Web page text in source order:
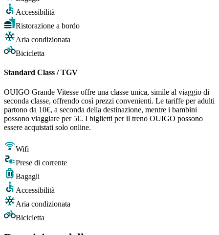
Accessibilità
Ristorazione a bordo
Aria condizionata
Bicicletta
Standard Class / TGV
OUIGO Grande Vitesse offre una classe unica, simile al viaggio di
seconda classe, offrendo così prezzi convenienti. Le tariffe per adulti
partono da 10€, a seconda della destinazione, mentre i bambini
possono viaggiare per 5€. I biglietti per il treno OUIGO possono
essere acquistati solo online.
Wifi
Prese di corrente
Bagagli
Accessibilità
Aria condizionata
Bicicletta